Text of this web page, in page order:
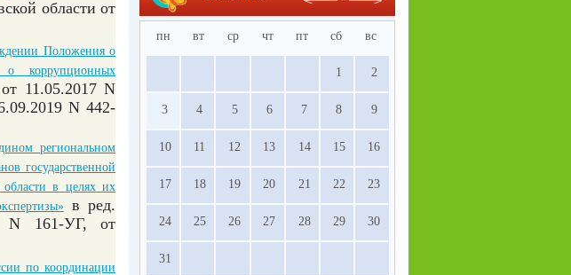
области от
Положения о
коррупционных
11.05.2017 N
N 442-
региональном
государственной
области в целях их
в ред.
N 161-УГ, от
по координации
пн вт ср чт пт сб вс
1 2
3 4 5 6 7 8 9
10 11 12 13 14 15 16
17 18 19 20 21 22 23
24 25 26 27 28 29 30
31